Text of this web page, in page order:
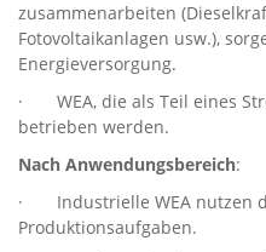
zusammenarbeiten
Fotovoltaikanlagen usw.),
Energieversorgung.
· WEA, die als Teil eines
betrieben werden.
Nach Anwendungsbereich:
· Industrielle WEA nutzen
Produktionsaufgaben.